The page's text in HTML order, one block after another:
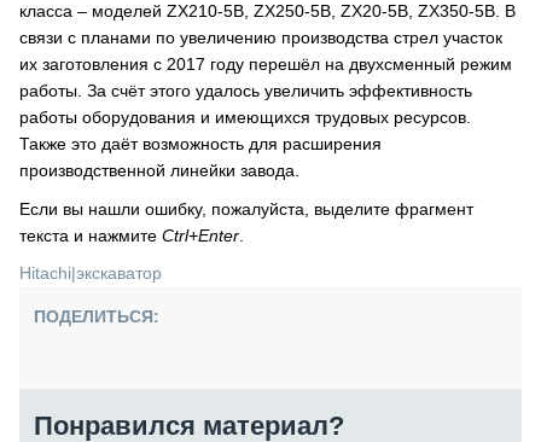
класса – моделей ZX210-5B, ZX250-5B, ZX20-5B, ZX350-5B. В
связи с планами по увеличению производства стрел участок
их заготовления с 2017 году перешёл на двухсменный режим
работы. За счёт этого удалось увеличить эффективность
работы оборудования и имеющихся трудовых ресурсов.
Также это даёт возможность для расширения
производственной линейки завода.
Если вы нашли ошибку, пожалуйста, выделите фрагмент
текста и нажмите Ctrl+Enter
Hitachi|экскаватор
ПОДЕЛИТЬСЯ:
Понравился материал?